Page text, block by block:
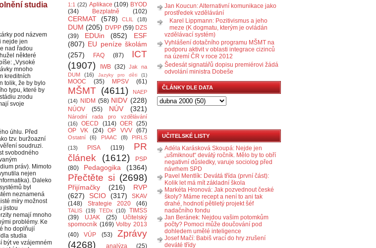
studia
pod názvem
nejde jen
nad řadou
některé
„Vysoké
mnoho
kreditních
tolik, že by bylo
typu, které by
zrodu
svoje
úhlu. Před
tzv. buržoazní
soudruzi.
svobodného
práv). Mimoto
nejen
Daleko
byl
neznamená
míry možnost
jistou
nemají mnoho
problémy. Ke
ho doplňují
studia
být ve vzájemném
1:1 (22) Aplikace (109) BYOD
(34)
Bezplatně (102)
CERMAT (578) CLIL (18)
DUM (205) DVPP (59) DZS
(39)
EDUin (852)
ESF
(807) EU peníze školám
(257)
FAQ (87)
ICT
(1907)
IWB (32) Jak na
DUM
(16) Jazyky pro děti (1)
MOOC (35) MPSV (61)
MŠMT (4611)
NAEP
(14)
NIDM (58) NIDV (228)
NÚOV (55) NÚV (321)
Národní rada pro vzdělávání
(16)
OECD (114) OER (25)
OP VK
(24) OP VVV (67)
Ostatní (6) PIAAC (8)
PIRLS
(13)
PISA (119)
PR
článek
(1612)
PSP
(80)
Pedagogika (1364)
Přečtěte si (2698)
Přijímačky (216)
RVP
(627)
SCIO (317)
SKAV
(148)
Strategie 2020 (46)
TALIS (19) TEDx (10)
TIMSS
(39)
UJAK (25)
Učitelský
spomocník (169) Volby 2013
(40)
VÚP (53)
Zprávy
(4268)
analýza
(25)
Jan Koucun: Alternativní komunikace jako
prostředek vzdělávání
Karel Lippmann: Pozitivismus a jeho
meze (K dogmatu, kterým je ovládán
vzdělávací systém)
Vyhlášení dotačního programu MŠMT na
podporu aktivit v oblasti integrace cizinců
na území ČR v roce 2012
Šedesát signatářů dopisu premiérovi žádá
odvolání ministra Dobeše
ČLÁNKY DLE DATA
UČITELSKÉ LISTY
Adéla Karásková Skoupá: Nejde jen
„ušmiknout“ devátý ročník. Mělo by to obří
negativní důsledky, varuje sociolog před
návrhem SPD
Pavel Mentlík: Devátá třída (první část):
Kolik let má mít základní škola
Markéta Hronová: Jak pozvednout české
školy? Máme recept a není to ani tak
drahé, hodnotí pětiletý projekt šéf
nadačního fondu
Jan Beránek: Nejdou vašim potomkům
počty? Pomoci může doučování pod
dohledem umělé inteligence
Josef Mačí: Babiš vrací do hry zrušení
deváté třídy